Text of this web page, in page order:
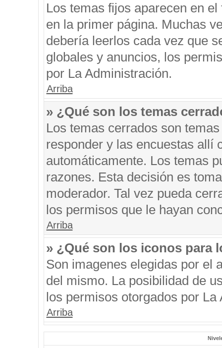
Los temas fijos aparecen en
en la primer página. Muchas
debería leerlos cada vez que
globales y anuncios, los
por La Administración.
Arriba
» ¿Qué son los temas
Los temas cerrados son
responder y las encuestas allí
automáticamente. Los temas
razones. Esta decisión es
moderador. Tal vez pueda
los permisos que le hayan
Arriba
» ¿Qué son los iconos para
Son imagenes elegidas por el
del mismo. La posibilidad de
los permisos otorgados por La
Arriba